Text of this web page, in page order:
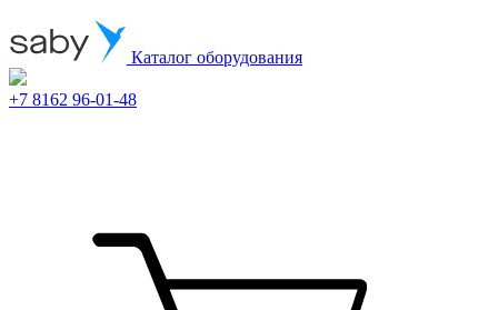
Каталог оборудования
+7 8162 96-01-48